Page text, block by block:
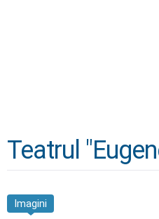
Teatrul
Imagini